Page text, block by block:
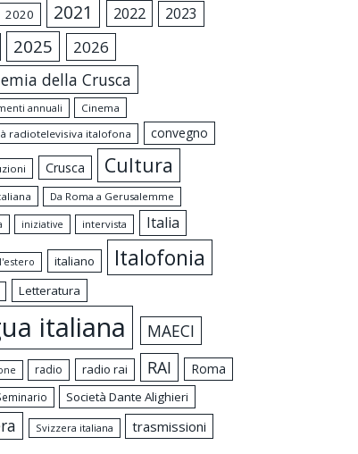
2020 2021 2022 2023
2025 2026
della Crusca
annuali
Cinema
radiotelevisiva italofona
convegno
Crusca Cultura
Da Roma a Gerusalemme
iniziative intervista Italia
italiano Italofonia
Letteratura
italiana MAECI
radio radio rai RAI
Roma
Società Dante Alighieri
Svizzera italiana trasmissioni